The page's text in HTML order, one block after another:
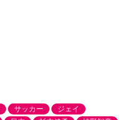
サッカー
ジェイ